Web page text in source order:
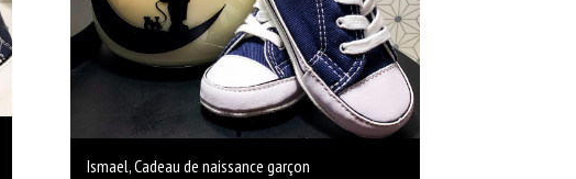
Ismael, Cadeau de naissance garçon